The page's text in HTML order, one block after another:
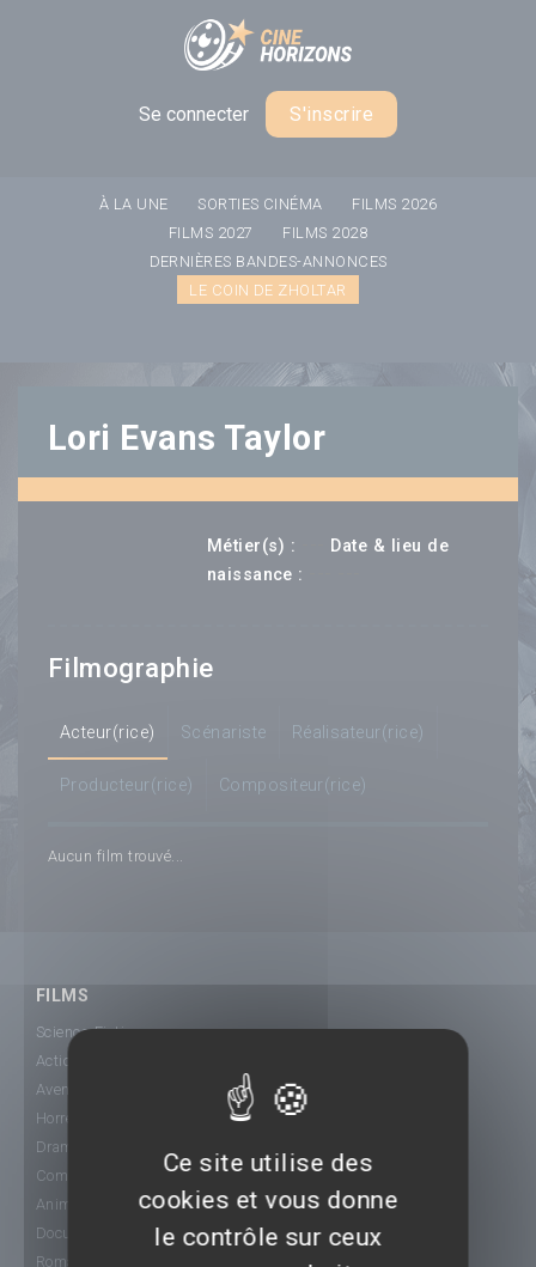
Se connecter S'inscrire
À LA UNE SORTIES CINÉMA
FILMS 2026
FILMS 2027
FILMS 2028
DERNIÈRES BANDES-ANNONCES
LE COIN DE ZHOLTAR
Lori Evans Taylor
Métier(s) :
Date & lieu de
naissance :
Filmographie
Acteur(rice) Scénariste Réalisateur(rice)
Producteur(rice) Compositeur(rice)
Aucun film trouvé...
FILMS
Science-Fiction
Action
Aventure
Horreur
Drame
Comédie
Animation
Documentaire
Romance
Panneau de gestion des cookies
Ce site utilise des
cookies et vous donne
le contrôle sur ceux